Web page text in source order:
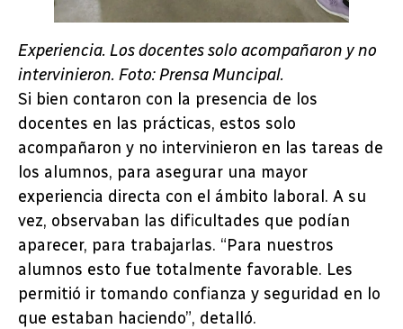
Experiencia. Los docentes solo acompañaron y no
intervinieron. Foto: Prensa Muncipal.
Si bien contaron con la presencia de los
docentes en las prácticas, estos solo
acompañaron y no intervinieron en las tareas de
los alumnos, para asegurar una mayor
experiencia directa con el ámbito laboral. A su
vez, observaban las dificultades que podían
aparecer, para trabajarlas. “Para nuestros
alumnos esto fue totalmente favorable. Les
permitió ir tomando confianza y seguridad en lo
que estaban haciendo”, detalló.